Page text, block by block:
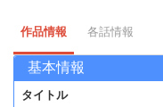
作品情報 各話情報
基本情報
タイトル